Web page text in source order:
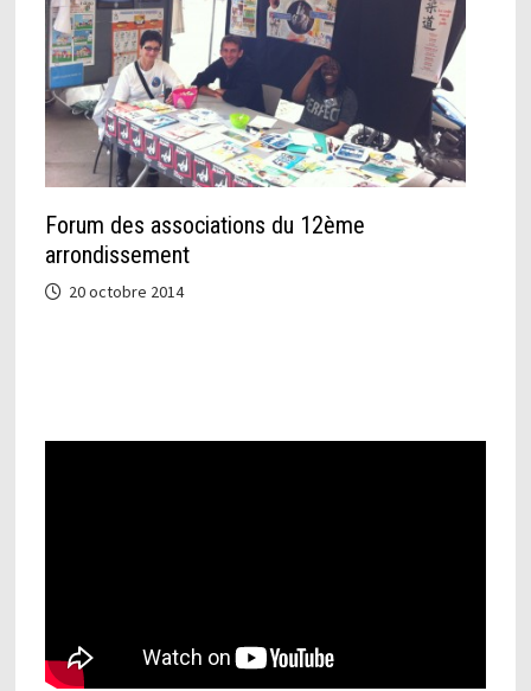
Forum des associations du 12ème
arrondissement
20 octobre 2014